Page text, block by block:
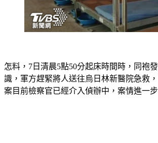
識，軍方趕緊將人送往烏日林新醫院急救
案目前檢察官已經介入偵辦中，案情進一